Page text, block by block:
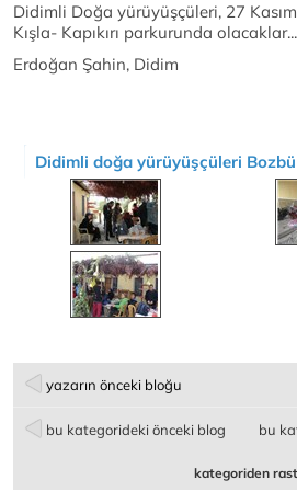
Didimli Doğa yürüyüşçüleri, 27
Kışla- Kapıkırı parkurunda
Erdoğan Şahin, Didim
Didimli doğa yürüyüşçüleri
yazarın önceki bloğu
bu kategorideki önceki blog bu
kategoriden